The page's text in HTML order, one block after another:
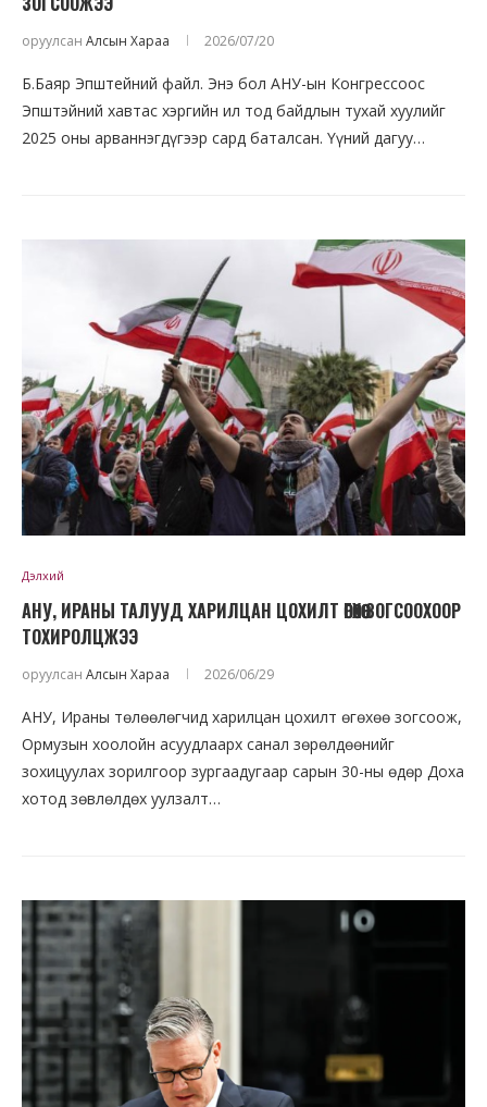
оруулсан Алсын Хараа 2026/07/20
Б.Баяр Эпштейний файл. Энэ бол АНУ-ын Конгрессоос
Эпштэйний хавтас хэргийн ил тод байдлын тухай хуулийг
2025 оны арваннэгдүгээр сард баталсан. Үүний дагуу…
Дэлхий
АНУ, ИРАНЫ ТАЛУУД ХАРИЛЦАН ЦОХИЛТ ӨГӨХӨӨ ЗОГСООХООР
ТОХИРОЛЦЖЭЭ
оруулсан Алсын Хараа 2026/06/29
АНУ, Ираны төлөөлөгчид харилцан цохилт өгөхөө зогсоож,
Ормузын хоолойн асуудлаарх санал зөрөлдөөнийг
зохицуулах зорилгоор зургаадугаар сарын 30-ны өдөр Доха
хотод зөвлөлдөх уулзалт…